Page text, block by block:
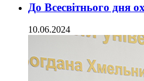
До Всесвітнього дня
10.06.2024